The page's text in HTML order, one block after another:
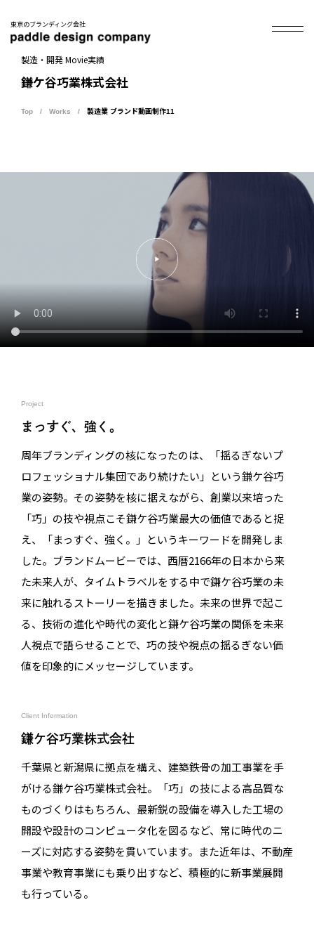
東京のブランディング会社
製造・開発 Movie実績
鎌ケ谷巧業株式会社
Top Works 製造業 ブランド動画制作11
Project
まっすぐ、強く。
周年ブランディングの核になったのは、「揺るぎないプ
ロフェッショナル集団であり続けたい」という鎌ケ谷巧
業の姿勢。その姿勢を核に据えながら、創業以来培った
「巧」の技や視点こそ鎌ケ谷巧業最大の価値であると捉
え、「まっすぐ、強く。」というキーワードを開発しま
した。ブランドムービーでは、西暦2166年の日本から来
た未来人が、タイムトラベルをする中で鎌ケ谷巧業の未
来に触れるストーリーを描きました。未来の世界で起こ
る、技術の進化や時代の変化と鎌ケ谷巧業の関係を未来
人視点で語らせることで、巧の技や視点の揺るぎない価
値を印象的にメッセージしています。
Client Information
鎌ケ谷巧業株式会社
千葉県と新潟県に拠点を構え、建築鉄骨の加工事業を手
がける鎌ケ谷巧業株式会社。「巧」の技による高品質な
ものづくりはもちろん、最新鋭の設備を導入した工場の
開設や設計のコンピュータ化を図るなど、常に時代のニ
ーズに対応する姿勢を貫いています。また近年は、不動産
事業や教育事業にも乗り出すなど、積極的に新事業展開
も行っている。